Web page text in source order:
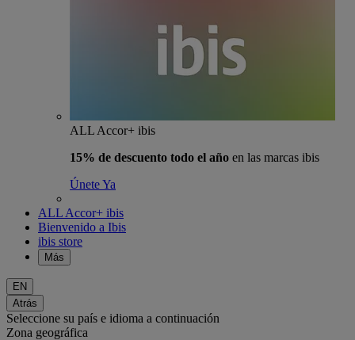
ALL Accor+ ibis
15% de descuento todo el año en las marcas ibis
Únete Ya
ALL Accor+ ibis
Bienvenido a Ibis
ibis store
Más
EN
Atrás
Seleccione su país e idioma a continuación
Zona geográfica